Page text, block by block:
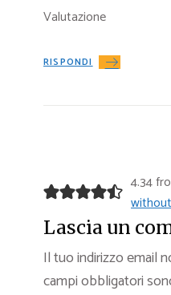
Valutazione
RISPONDI
4.34
Lascia un
Il tuo indirizzo email
campi obbligatori